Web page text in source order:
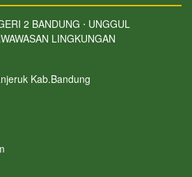
2 BANDUNG ⋅ UNGGUL
LINGKUNGAN
Kab.Bandung